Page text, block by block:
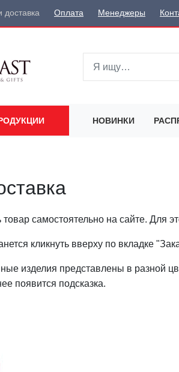
доставка Оплата Менеджеры
НОВИНКИ
самостоятельно на сайте. Для
кликнуть вверху по вкладке
изделия представлены в разной
появится подсказка.